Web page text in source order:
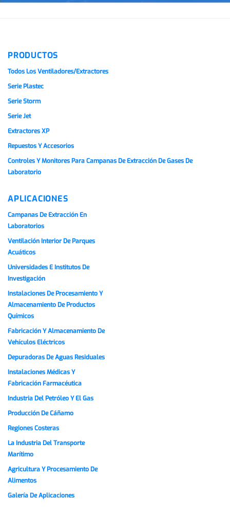
PRODUCTOS
Todos Los Ventiladores/extractores
Serie Plastec
Serie Storm
Serie Jet
Extractores XP
Repuestos Y Accesorios
Controles Y Monitores Para Campanas De Extracción De Gases De
Laboratorio
APLICACIONES
Campanas De Extracción En
Laboratorios
Ventilación Interior De Parques
Acuáticos
Universidades E Institutos De
Investigación
Instalaciones De Procesamiento Y
Almacenamiento De Productos
Químicos
Fabricación Y Almacenamiento De
Vehículos Eléctricos
Depuradoras De Aguas Residuales
Instalaciones Médicas Y
Fabricación Farmacéutica
Industria Del Petróleo Y El Gas
Producción De Cáñamo
Regiones Costeras
La Industria Del Transporte
Marítimo
Agricultura Y Procesamiento De
Alimentos
Galería De Aplicaciones